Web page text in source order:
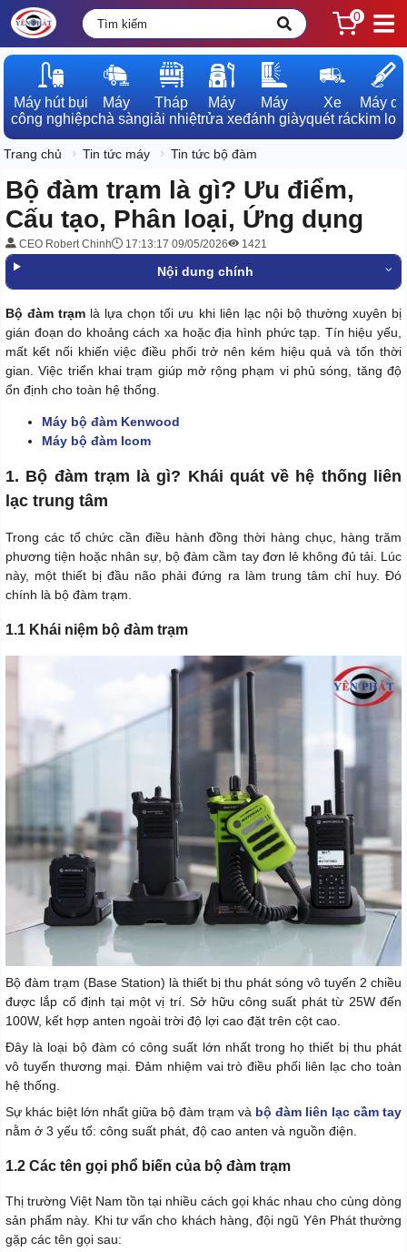
0
Máy hút bụi
công nghiệp
Máy
chà sàn
Tháp
giải nhiệt
Máy
rửa xe
Máy
đánh giày
Xe
quét rác
Máy dò
kim loại
Trang chủ Tin tức máy Tin tức bộ đàm
Bộ đàm trạm là gì? Ưu điểm,
Cấu tạo, Phân loại, Ứng dụng
CEO Robert Chinh 17:13:17 09/05/2026 1421
Nội dung chính
Bộ đàm trạm là lựa chọn tối ưu khi liên lạc nội bộ thường xuyên bị
gián đoạn do khoảng cách xa hoặc địa hình phức tạp. Tín hiệu yếu,
mất kết nối khiến việc điều phối trở nên kém hiệu quả và tốn thời
gian. Việc triển khai trạm giúp mở rộng phạm vi phủ sóng, tăng độ
ổn định cho toàn hệ thống.
Máy bộ đàm Kenwood
Máy bộ đàm Icom
1. Bộ đàm trạm là gì? Khái quát về hệ thống liên
lạc trung tâm
Trong các tổ chức cần điều hành đồng thời hàng chục, hàng trăm
phương tiện hoặc nhân sự, bộ đàm cầm tay đơn lẻ không đủ tải. Lúc
này, một thiết bị đầu não phải đứng ra làm trung tâm chỉ huy. Đó
chính là bộ đàm trạm.
1.1 Khái niệm bộ đàm trạm
Bộ đàm trạm (Base Station) là thiết bị thu phát sóng vô tuyến 2 chiều
được lắp cố định tại một vị trí. Sở hữu công suất phát từ 25W đến
100W, kết hợp anten ngoài trời độ lợi cao đặt trên cột cao.
Đây là loại bộ đàm có công suất lớn nhất trong họ thiết bị thu phát
vô tuyến thương mại. Đảm nhiệm vai trò điều phối liên lạc cho toàn
hệ thống.
Sự khác biệt lớn nhất giữa bộ đàm trạm và bộ đàm liên lạc cầm tay
nằm ở 3 yếu tố: công suất phát, độ cao anten và nguồn điện.
1.2 Các tên gọi phổ biến của bộ đàm trạm
Thị trường Việt Nam tồn tại nhiều cách gọi khác nhau cho cùng dòng
sản phẩm này. Khi tư vấn cho khách hàng, đội ngũ Yên Phát thường
gặp các tên gọi sau: